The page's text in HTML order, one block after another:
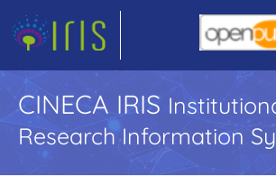
CINECA IRIS
Research Information